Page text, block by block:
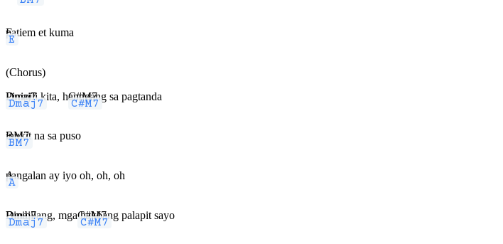
E
patiem et kuma
(Chorus)
Dmaj7
Pinipili kita, hC#M7
anggang sa pagtanda
BM7
inukit na sa puso
A
pangalan ay iyo oh, oh, oh
Dmaj7
Binibilang, mgaC#M7
hakbang palapit sayo